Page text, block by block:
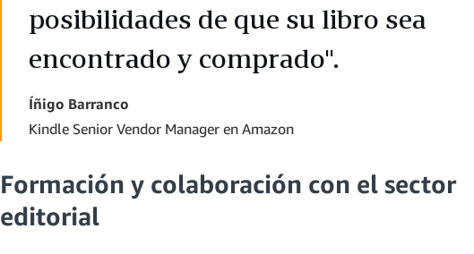
posibilidades de que su libro sea
encontrado y comprado".
Íñigo Barranco
Kindle Senior Vendor Manager en Amazon
Formación y colaboración con el sector
editorial